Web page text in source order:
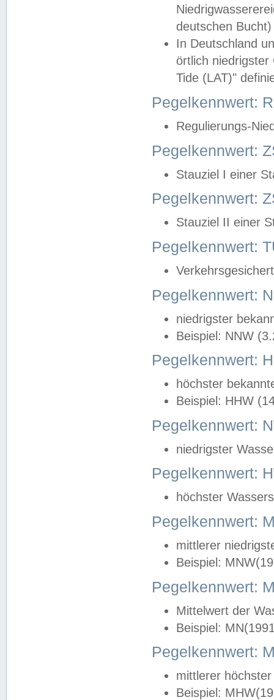
deutschen
In Deutschland
örtlich
Tide (LAT)"
Pegelkennwert:
Regulierungs-
Pegelkennwert:
Stauziel I einer
Pegelkennwert:
Stauziel II einer
Pegelkennwert:
Pegelkennwert:
niedrigster
Beispiel: NNW
Pegelkennwert:
höchster
Beispiel: HHW
Pegelkennwert:
niedrigster
Pegelkennwert:
höchster
Pegelkennwert:
mittlerer
Beispiel:
Pegelkennwert:
Mittelwert der
Beispiel:
Pegelkennwert:
mittlerer
Beispiel: